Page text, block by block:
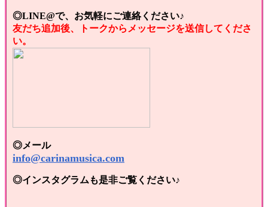
◎LINE@で、お気軽にご連絡ください♪
友だち追加後、トークからメッセージを送信してくださ
い。
◎メール
info@carinamusica.com
◎インスタグラムも是非ご覧ください♪